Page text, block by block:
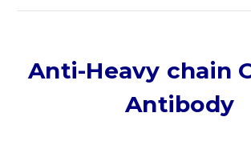
Anti-Heavy chain
Antibody